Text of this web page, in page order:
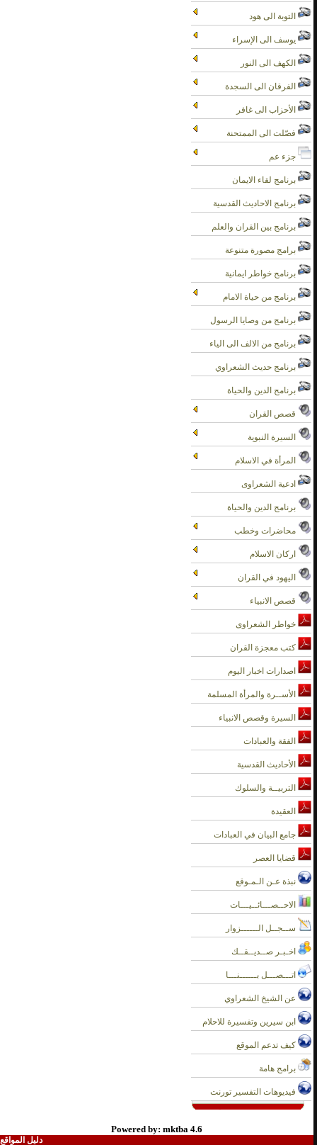
التوبة الى هود
يوسف الى الإسراء
الكهف الى النور
الفرقان الى السجدة
الأحزاب الى غافر
فصّلت الى الممتحنة
جزء عم
برنامج لقاء الايمان
برنامج الاحاديث القدسية
برنامج بين القران والعلم
برامج مصورة متنوعة
برنامج خواطر ايمانية
برنامج من حياة الامام
برنامج من وصايا الرسول
برنامج من الالف الى الياء
برنامج حديث الشعراوي
برنامج الدين والحياة
قصص القران
السيرة النبوية
المرأة في الاسلام
ادعية الشعراوى
برنامج الدين والحياة
محاضرات وخطب
اركان الاسلام
اليهود في القران
قصص الانبياء
خواطر الشعراوى
كتب معجزة القران
اصدارات اخبار اليوم
الأســرة والمرأة المسلمة
السيرة وقصص الانبياء
الفقة والعبادات
الأحاديث القدسية
التربيــة والسلوك
العقيدة
جامع البيان في العبادات
قضايا العصر
نبذة عـن الـمـوقع
الاحــصـــائــيـــات
ســجــل الــــــزوار
اخـبـر صــديــقــك
اتـــصـــل بــــــنـــا
عن الشيخ الشعراوي
ابن سيرين وتفسيرة للاحلام
كيف تدعم الموقع
برامج هامة
فيديوهات التفسير تورنت
Powered by: mktba 4.6
دليل المواقع